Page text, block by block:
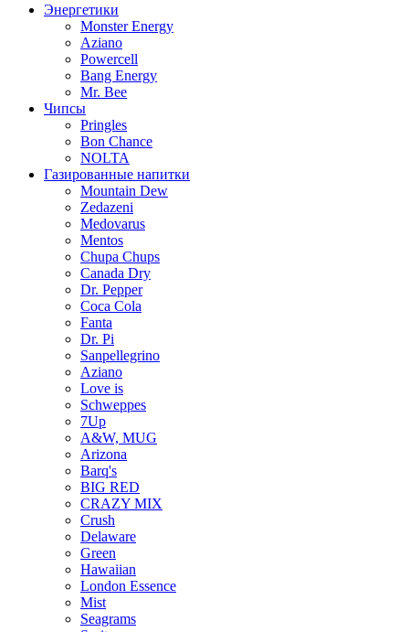
Энергетики
Monster Energy
Aziano
Powercell
Bang Energy
Mr. Bee
Чипсы
Pringles
Bon Chance
NOLTA
Газированные напитки
Mountain Dew
Zedazeni
Medovarus
Mentos
Chupa Chups
Canada Dry
Dr. Pepper
Coca Cola
Fanta
Dr. Pi
Sanpellegrino
Aziano
Love is
Schweppes
7Up
A&W, MUG
Arizona
Barq's
BIG RED
CRAZY MIX
Crush
Delaware
Green
Hawaiian
London Essence
Mist
Seagrams